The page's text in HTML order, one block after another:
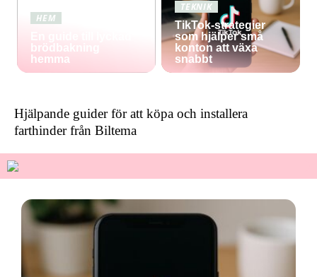
HEM
brödbakning
hemma
TEKNIK
TikTok-strategier
som hjälper små
konton att växa
snabbt
Hjälpande guider för att köpa och installera
farthinder från Biltema